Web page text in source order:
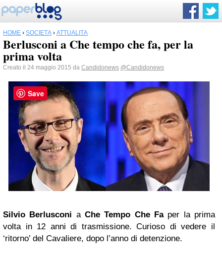
HOME › SOCIETÀ › ATTUALITÀ
Berlusconi a Che tempo che fa, per la
prima volta
Creato il 24 maggio 2015 da Candidonews @Candidonews
Silvio Berlusconi aChe Tempo Che Faper la prima
volta in 12 anni di trasmissione. Curioso di vedere il
‘ritorno’ del Cavaliere, dopo l’anno di detenzione.
Save